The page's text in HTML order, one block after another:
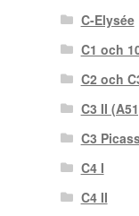
C-Elysée
C1 och
C2 och
C3 II
C3
C4 I
C4 II